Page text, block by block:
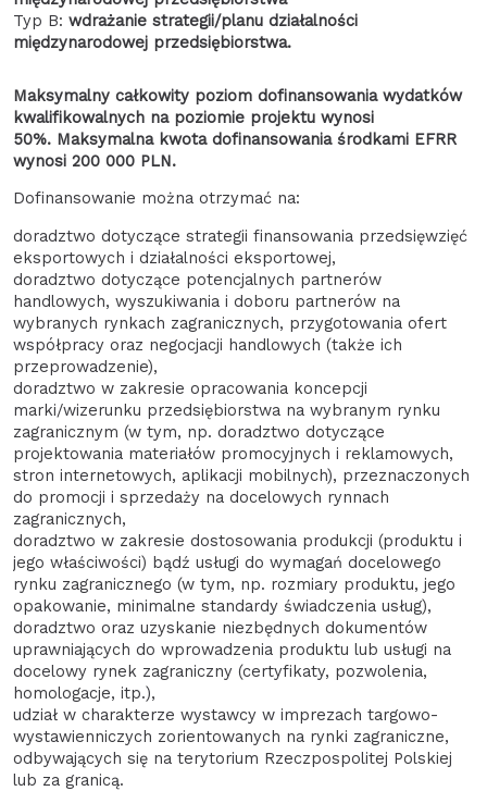
Typ B: wdrażanie strategii/planu działalności
międzynarodowej przedsiębiorstwa.
Maksymalny całkowity poziom dofinansowania wydatków
kwalifikowalnych na poziomie projektu wynosi
50%. Maksymalna kwota dofinansowania środkami EFRR
wynosi 200 000 PLN.
Dofinansowanie można otrzymać na:
doradztwo dotyczące strategii finansowania przedsięwzięć
eksportowych i działalności eksportowej,
doradztwo dotyczące potencjalnych partnerów
handlowych, wyszukiwania i doboru partnerów na
wybranych rynkach zagranicznych, przygotowania ofert
współpracy oraz negocjacji handlowych (także ich
przeprowadzenie),
doradztwo w zakresie opracowania koncepcji
marki/wizerunku przedsiębiorstwa na wybranym rynku
zagranicznym (w tym, np. doradztwo dotyczące
projektowania materiałów promocyjnych i reklamowych,
stron internetowych, aplikacji mobilnych), przeznaczonych
do promocji i sprzedaży na docelowych rynnach
zagranicznych,
doradztwo w zakresie dostosowania produkcji (produktu i
jego właściwości) bądź usługi do wymagań docelowego
rynku zagranicznego (w tym, np. rozmiary produktu, jego
opakowanie, minimalne standardy świadczenia usług),
doradztwo oraz uzyskanie niezbędnych dokumentów
uprawniających do wprowadzenia produktu lub usługi na
docelowy rynek zagraniczny (certyfikaty, pozwolenia,
homologacje, itp.),
udział w charakterze wystawcy w imprezach targowo-
wystawienniczych zorientowanych na rynki zagraniczne,
odbywających się na terytorium Rzeczpospolitej Polskiej
lub za granicą.